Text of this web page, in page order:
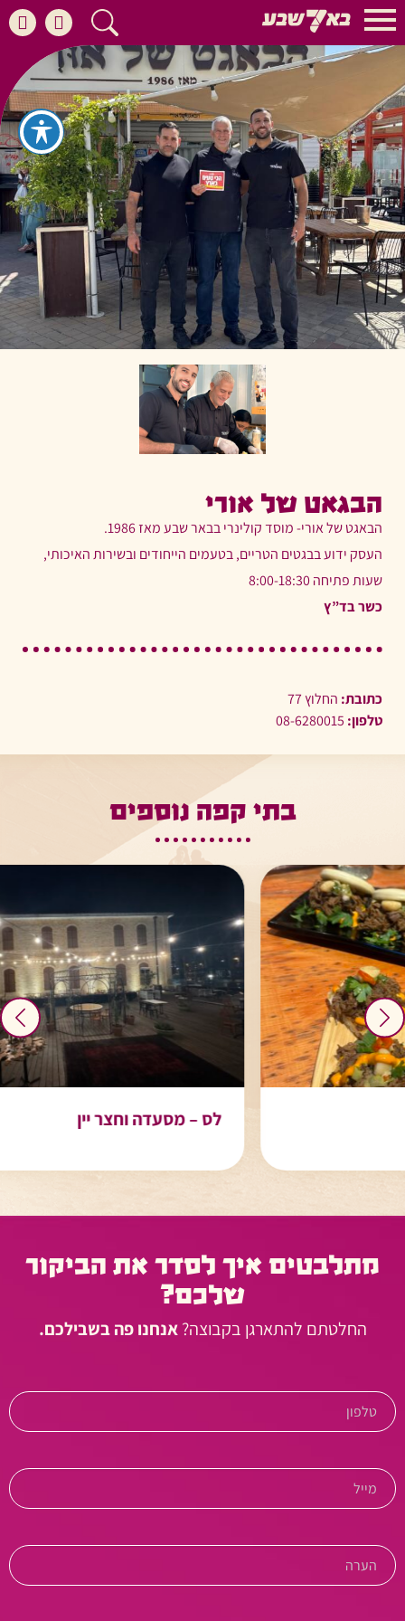
הבגאט של אורי
הבאגט של אורי- מוסד קולינרי בבאר שבע מאז 1986.
העסק ידוע בבגטים הטריים, בטעמים הייחודים ובשירות האיכותי,
שעות פתיחה 8:00-18:30
כשר בד”ץ
כתובת: החלוץ 77
טלפון:
בתי קפה נוספים
לס – מסעדה וחצר יין
מתלבטים איך לסדר את הביקור
שלכם?
החלטתם להתארגן בקבוצה?אנחנו פה בשבילכם.